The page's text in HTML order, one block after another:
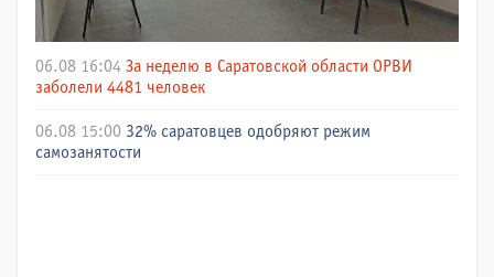
06.08 16:04 За неделю в Саратовской области ОРВИ
заболели 4481 человек
06.08 15:00 32% саратовцев одобряют режим
самозанятости